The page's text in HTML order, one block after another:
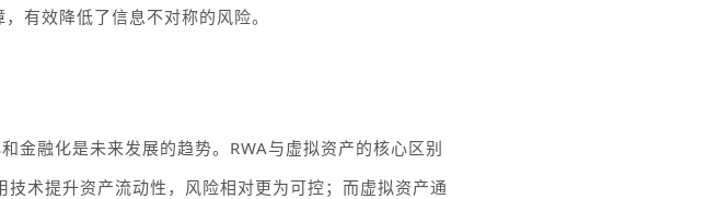
有效降低了信息不对称的风险。
金融化是未来发展的趋势。 RWA与虚拟资产的核心区别
术提升资产流动性，风险相对更为可控；而虚拟资产通